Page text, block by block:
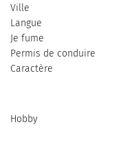
Ville
Langue
Je fume
Permis de conduire
Caractère
Hobby